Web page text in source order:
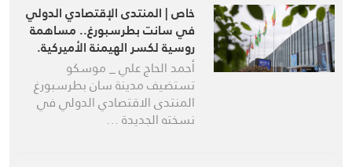
خاص | المنتدى الإقتصادي الدولي
في سانت بطرسبورغ.. مساهمة
روسية لكسر الهيمنة الأميركية.
أحمد الحاج علي _ موسكو
تستضيف مدينة سان بطرسبورغ
المنتدى الاقتصادي الدولي في
نسخته الجديدة …